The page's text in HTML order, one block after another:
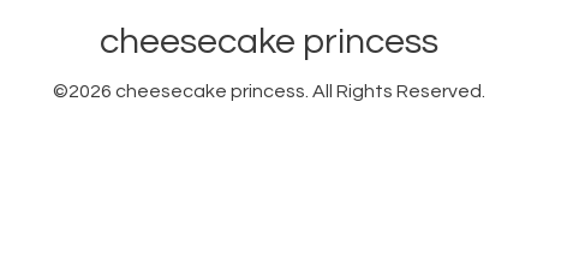
cheesecake princess
©2026 cheesecake princess . All Rights Reserved.